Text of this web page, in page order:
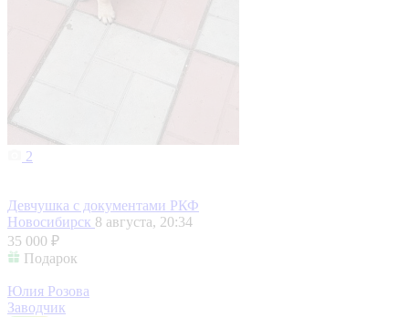
2
Девчушка с документами РКФ
Новосибирск 8 августа, 20:34
35 000 ₽
Подарок
Юлия Розова
Заводчик